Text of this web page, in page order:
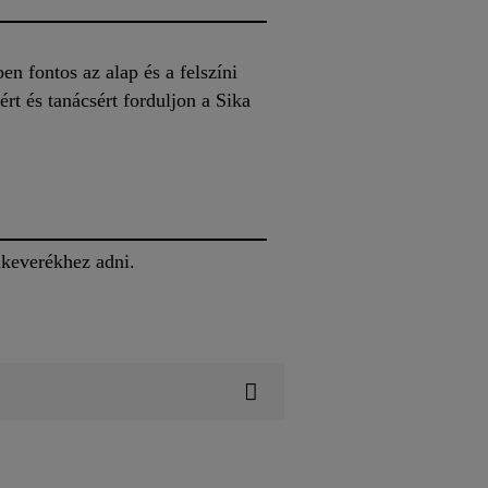
fontos az alap és a felszíni
és tanácsért forduljon a Sika
adni.